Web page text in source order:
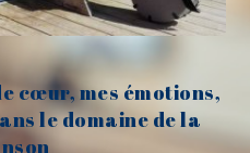
cœur, mes émotions,
le domaine de la